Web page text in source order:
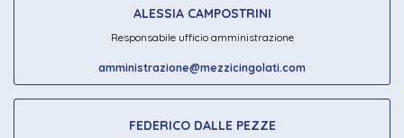
ALESSIA CAMPOSTRINI
Responsabile ufficio amministrazione
amministrazione@mezzicingolati.com
FEDERICO DALLE PEZZE